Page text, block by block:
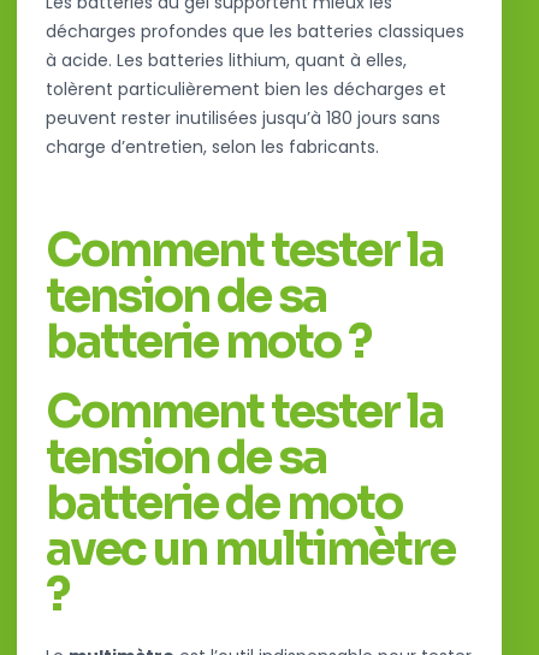
décharges profondes que les batteries classiques
à acide. Les batteries lithium, quant à elles,
tolèrent particulièrement bien les décharges et
peuvent rester inutilisées jusqu’à 180 jours sans
charge d’entretien, selon les fabricants.
Comment tester la
tension de sa
batterie moto ?
Comment tester la
tension de sa
batterie de moto
avec un multimètre
?